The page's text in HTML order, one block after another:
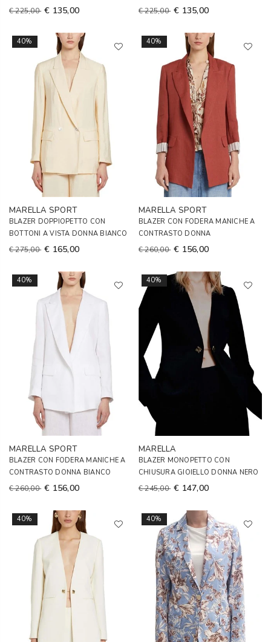
€ 225,00 € 135,00 € 225,00 € 135,00
40%
MARELLA SPORT
BLAZER DOPPIOPETTO CON
BOTTONI A VISTA DONNA BIANCO
€ 275,00 € 165,00
40%
MARELLA SPORT
BLAZER CON FODERA MANICHE A
CONTRASTO DONNA
€ 260,00 € 156,00
40%
MARELLA SPORT
BLAZER CON FODERA MANICHE A
CONTRASTO DONNA BIANCO
€ 260,00 € 156,00
40%
MARELLA
BLAZER MONOPETTO CON
CHIUSURA GIOIELLO DONNA NERO
€ 245,00 € 147,00
40% 40%